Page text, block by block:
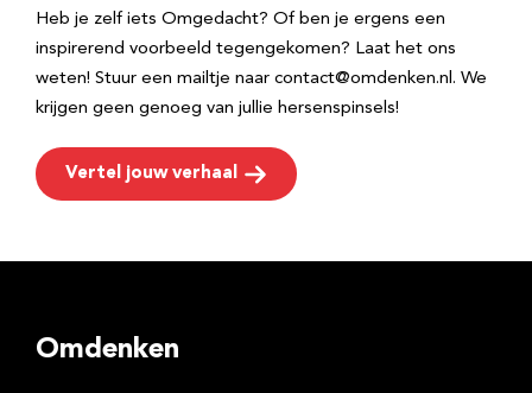
Heb je zelf iets Omgedacht? Of ben je ergens een
inspirerend voorbeeld tegengekomen? Laat het ons
weten! Stuur een mailtje naar contact@omdenken.nl. We
krijgen geen genoeg van jullie hersenspinsels!
Vertel jouw verhaal
Omdenken